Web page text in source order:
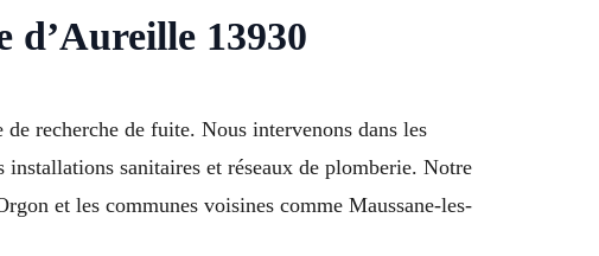
d’Aureille 13930
recherche de fuite. Nous intervenons dans les
sanitaires et réseaux de plomberie. Notre
et les communes voisines comme Maussane-les-